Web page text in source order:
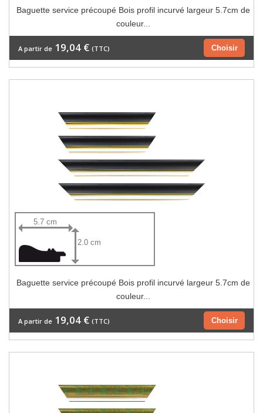
Baguette service précoupé Bois profil incurvé largeur 5.7cm de
couleur...
Choisir
A partir de 19,04 € (TTC)
5.7 cm
2.0 cm
Baguette service précoupé Bois profil incurvé largeur 5.7cm de
couleur...
Choisir
A partir de 19,04 € (TTC)